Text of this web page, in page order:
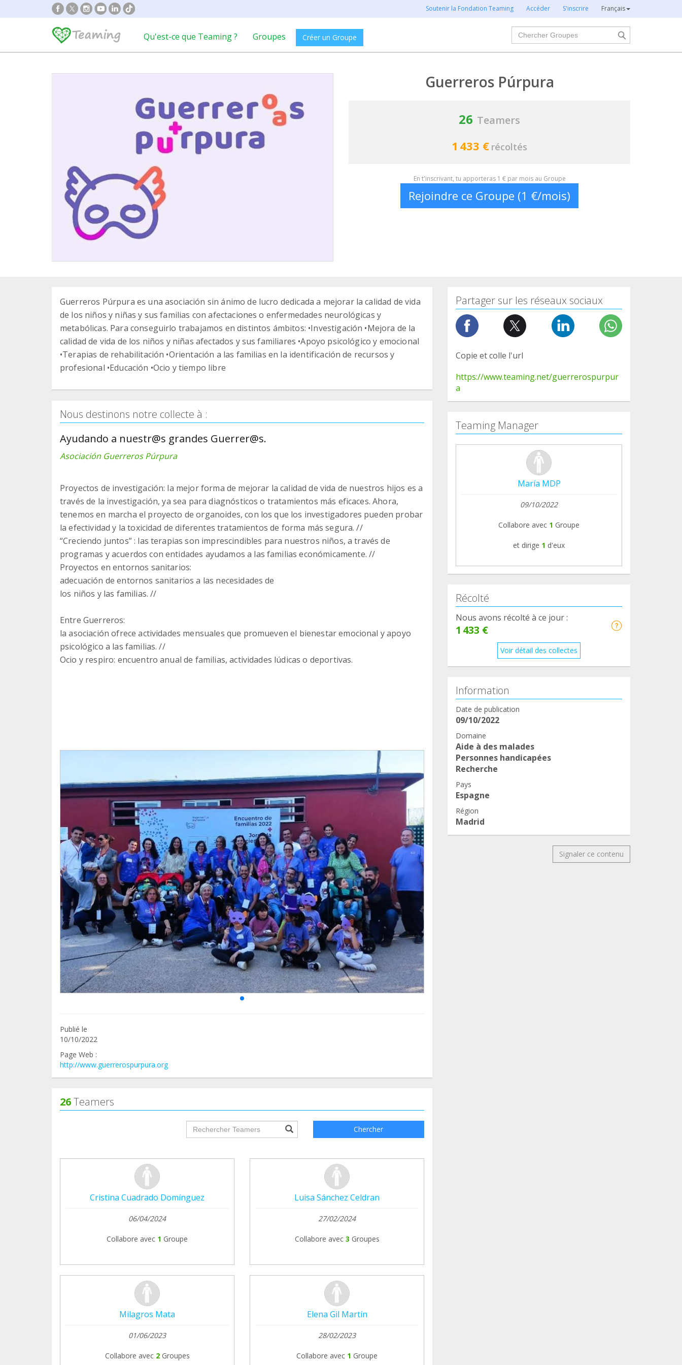
Soutenir la Fondation Teaming Accéder S'inscrire Français
Qu'est-ce que Teaming ? Groupes Créer un Groupe
Chercher
Guerreros Púrpura
26 Teamers
1 433 € récoltés
En t'inscrivant, tu apporteras 1 € par mois au Groupe
Rejoindre ce Groupe (1 €/mois)
Guerreros Púrpura es una asociación sin ánimo de lucro dedicada a mejorar la calidad de vida
de los niños y niñas y sus familias con afectaciones o enfermedades neurológicas y
metabólicas. Para conseguirlo trabajamos en distintos ámbitos: •Investigación •Mejora de la
calidad de vida de los niños y niñas afectados y sus familiares •Apoyo psicológico y emocional
•Terapias de rehabilitación •Orientación a las familias en la identificación de recursos y
profesional •Educación •Ocio y tiempo libre
Nous destinons notre collecte à :
Ayudando a nuestr@s grandes Guerrer@s.
Asociación Guerreros Púrpura
Proyectos de investigación: la mejor forma de mejorar la calidad de vida de nuestros hijos es a
través de la investigación, ya sea para diagnósticos o tratamientos más eficaces. Ahora,
tenemos en marcha el proyecto de organoides, con los que los investigadores pueden probar
la efectividad y la toxicidad de diferentes tratamientos de forma más segura. //
“Creciendo juntos” : las terapias son imprescindibles para nuestros niños, a través de
programas y acuerdos con entidades ayudamos a las familias económicamente. //
Proyectos en entornos sanitarios:
adecuación de entornos sanitarios a las necesidades de
los niños y las familias. //
Entre Guerreros:
la asociación ofrece actividades mensuales que promueven el bienestar emocional y apoyo
psicológico a las familias. //
Ocio y respiro: encuentro anual de familias, actividades lúdicas o deportivas.
Publié le
10/10/2022
Page Web :
http://www.guerrerospurpura.org
26Teamers
groupProfile.searchForm.search.text??? Chercher
Cristina Cuadrado Domínguez
06/04/2024
Collabore avec 1 Groupe
Luisa Sánchez Celdran
27/02/2024
Collabore avec 3 Groupes
Milagros Mata
01/06/2023
Collabore avec 2 Groupes
Elena Gil Martín
28/02/2023
Collabore avec 1 Groupe
Partager sur les réseaux sociaux
Copie et colle l'url
https://www.teaming.net/guerrerospurpur
a
Teaming Manager
María MDP
09/10/2022
Collabore avec 1 Groupe
et dirige 1 d'eux
Récolté
Nous avons récolté à ce jour :
1 433 €
Voir détail des collectes
Information
Date de publication
09/10/2022
Domaine
Aide à des malades
Personnes handicapées
Recherche
Pays
Espagne
Région
Madrid
Signaler ce contenu